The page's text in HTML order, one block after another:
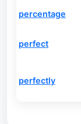
percentage
perfect
perfectly